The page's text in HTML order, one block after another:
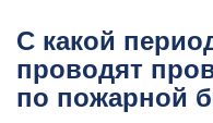
С какой
проводят
по пожарной